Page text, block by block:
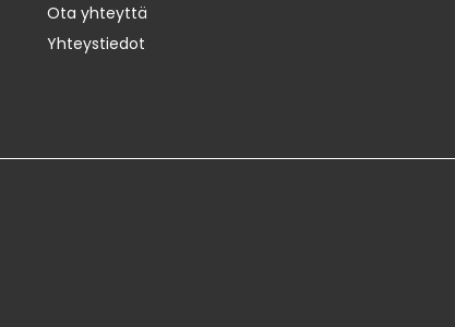
Ota yhteyttä
Yhteystiedot